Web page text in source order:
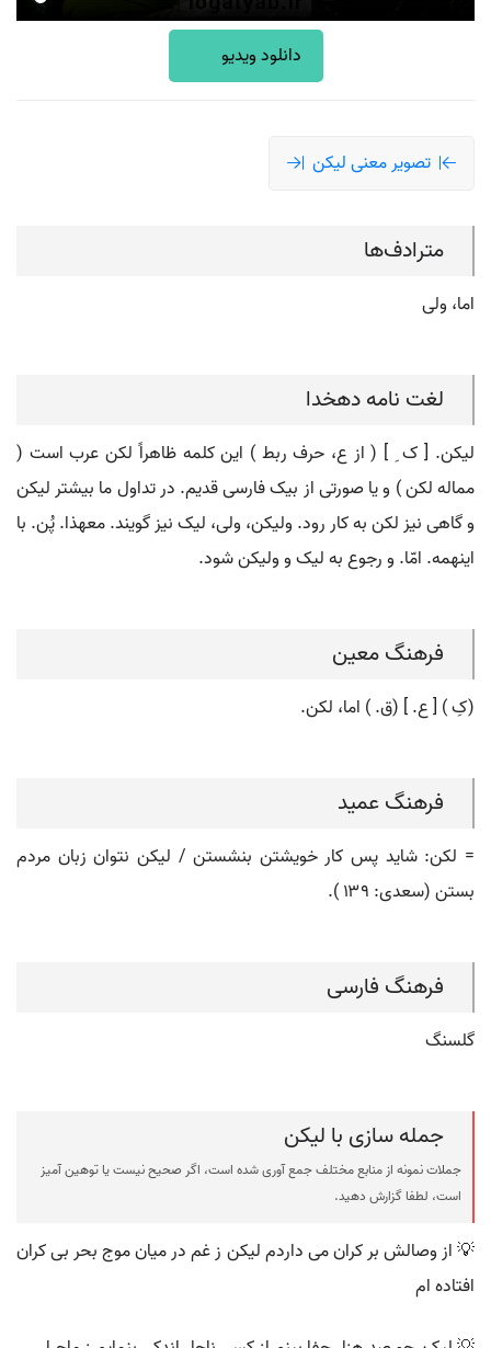
دانلود ویدیو
تصویر معنی لیکن
مترادف‌ها
اما، ولی
لغت نامه دهخدا
لیکن. [ ک ِ ] ( از ع، حرف ربط ) این کلمه ظاهراً لکن عرب است (
مماله لکن ) و یا صورتی از بیک فارسی قدیم. در تداول ما بیشتر لیکن
و گاهی نیز لکن به کار رود. ولیکن، ولی، لیک نیز گویند. معهذا. پُن. با
اینهمه. امّا. و رجوع به لیک و ولیکن شود.
فرهنگ معین
(کِ ) [ ع. ] (ق. ) اما، لکن.
فرهنگ عمید
= لکن: شاید پس کار خویشتن بنشستن / لیکن نتوان زبان مردم
بستن (سعدی: ۱۳۹ ).
فرهنگ فارسی
گلسنگ
جمله سازی با لیکن
جملات نمونه از منابع مختلف جمع آوری شده است، اگر صحیح نیست یا توهین آمیز
است، لطفا گزارش دهید.
💡 از وصالش بر کران می داردم لیکن ز غم در میان موج بحر بی کران
افتاده ام